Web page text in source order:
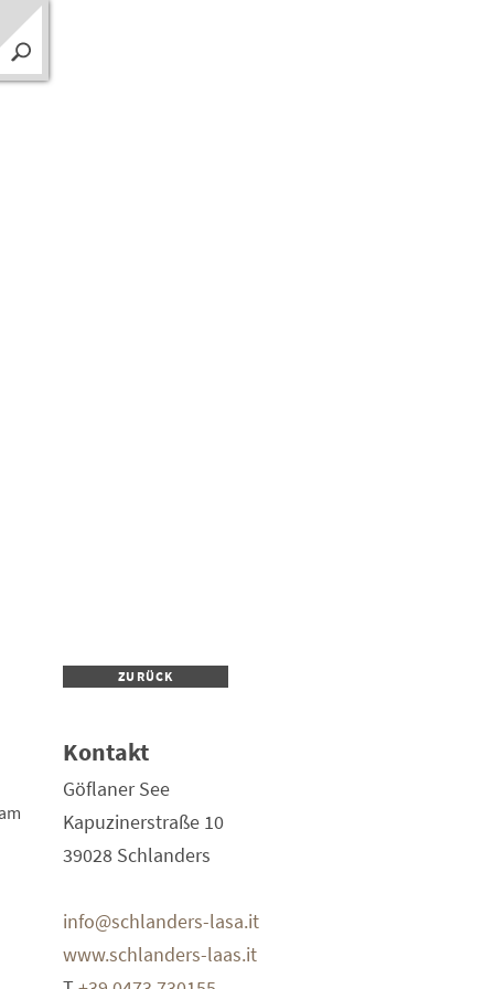
ZURÜCK
Kontakt
Göflaner See
Kapuzinerstraße 10
39028 Schlanders
info@schlanders-lasa.it
www.schlanders-laas.it